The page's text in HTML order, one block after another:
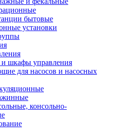
бытовые
установки
и шкафы управления
для насосов и насосных
консольно-